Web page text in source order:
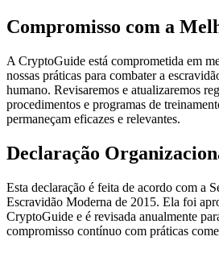
Compromisso com a
A CryptoGuide está comprometida em
nossas práticas para combater a
humano. Revisaremos e atualizaremos
procedimentos e programas de
permaneçam eficazes e relevantes.
Declaração
Esta declaração é feita de acordo com a
Escravidão Moderna de 2015. Ela foi
CryptoGuide e é revisada anualmente
compromisso contínuo com práticas